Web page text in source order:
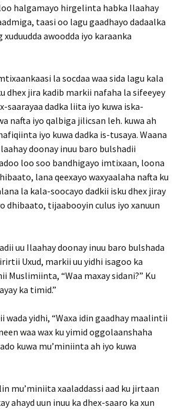
halgamayo hirgelinta habka Ilaahay
taasi oo lagu gaadhayo dadaalka
xuduudda awoodda iyo karaanka
la socdaa waa sida lagu kala
dhex jira kadib markii nafaha la sifeeyey
saarayaa dadka liita iyo kuwa iska-
nafta iyo qalbiga jilicsan leh. kuwa ah
iyo kuwa dadka is-tusaya. Waana
doonay inuu baro bulshadii
loo soo bandhigayo imtixaan, loona
lana qeexayo waxyaalaha nafta ku
la kala-soocayo dadkii isku dhex jiray
dhibaato, tijaabooyin culus iyo xanuun
uu Ilaahay doonay inuu baro bulshada
Uxud, markii uu yidhi isagoo ka
Muslimiinta, “Waa maxay sidani?” Ku
ka timid.”
wada yidhi, “Waxa idin gaadhay maalintii
waa wax ku yimid oggolaanshaha
kuwa mu’miniinta ah iyo kuwa
mu’miniita xaaladdassi aad ku jirtaan
ahayd uun inuu ka dhex-saaro ka xun